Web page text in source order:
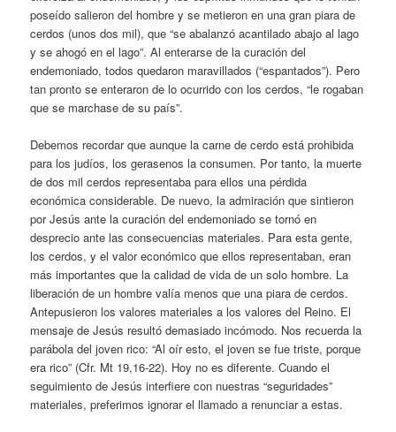
poseído salieron del hombre y se metieron en una gran piara de
cerdos (unos dos mil), que “se abalanzó acantilado abajo al lago
y se ahogó en el lago”. Al enterarse de la curación del
endemoniado, todos quedaron maravillados (“espantados”). Pero
tan pronto se enteraron de lo ocurrido con los cerdos, “le rogaban
que se marchase de su país”.
Debemos recordar que aunque la carne de cerdo está prohibida
para los judíos, los gerasenos la consumen. Por tanto, la muerte
de dos mil cerdos representaba para ellos una pérdida
económica considerable. De nuevo, la admiración que sintieron
por Jesús ante la curación del endemoniado se tornó en
desprecio ante las consecuencias materiales. Para esta gente,
los cerdos, y el valor económico que ellos representaban, eran
más importantes que la calidad de vida de un solo hombre. La
liberación de un hombre valía menos que una piara de cerdos.
Antepusieron los valores materiales a los valores del Reino. El
mensaje de Jesús resultó demasiado incómodo. Nos recuerda la
parábola del joven rico: “Al oír esto, el joven se fue triste, porque
era rico” (Cfr. Mt 19,16-22). Hoy no es diferente. Cuando el
seguimiento de Jesús interfiere con nuestras “seguridades”
materiales, preferimos ignorar el llamado a renunciar a estas.